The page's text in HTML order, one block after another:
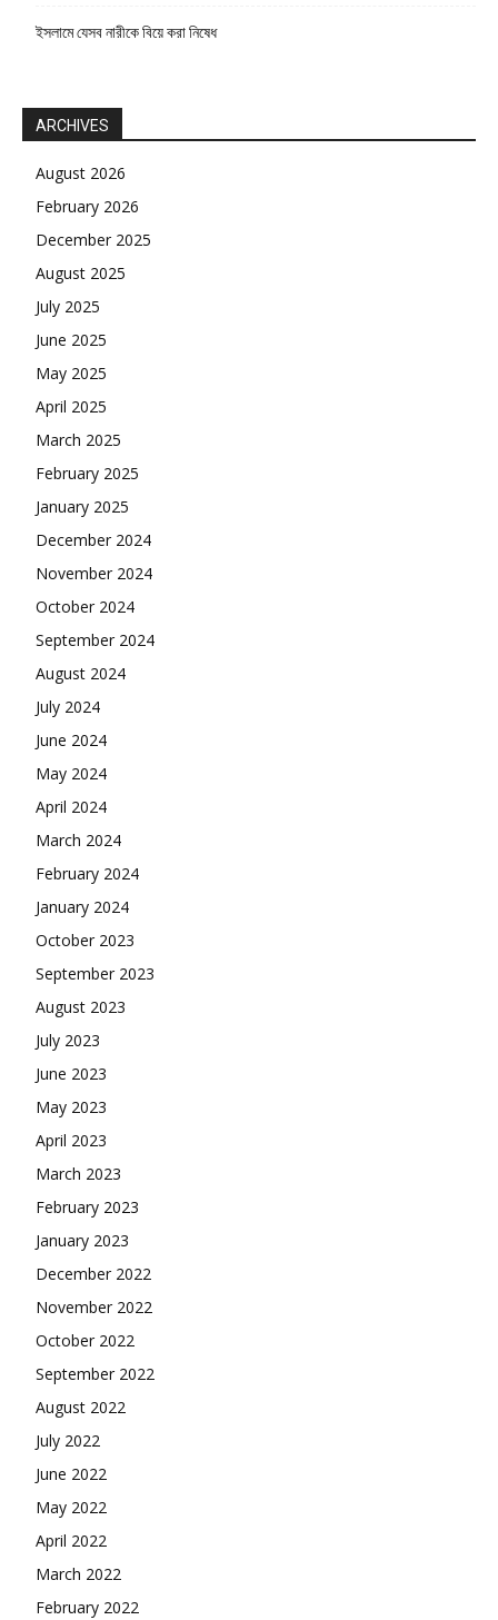
ইসলামে যেসব নারীকে বিয়ে করা নিষেধ
ARCHIVES
August 2026
February 2026
December 2025
August 2025
July 2025
June 2025
May 2025
April 2025
March 2025
February 2025
January 2025
December 2024
November 2024
October 2024
September 2024
August 2024
July 2024
June 2024
May 2024
April 2024
March 2024
February 2024
January 2024
October 2023
September 2023
August 2023
July 2023
June 2023
May 2023
April 2023
March 2023
February 2023
January 2023
December 2022
November 2022
October 2022
September 2022
August 2022
July 2022
June 2022
May 2022
April 2022
March 2022
February 2022